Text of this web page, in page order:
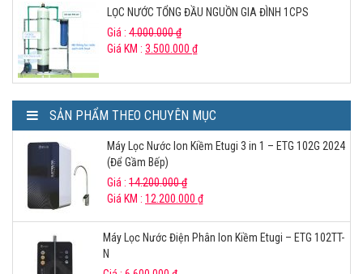
LỌC NƯỚC TỔNG ĐẦU NGUỒN GIA ĐÌNH 1CPS
Giá : 4.000.000₫
Giá KM : 3.500.000 ₫
SẢN PHẨM THEO CHUYÊN MỤC
Máy Lọc Nước Ion Kiềm Etugi 3 in 1 – ETG 102G 2024
(Để Gầm Bếp)
Giá : 14.200.000₫
Giá KM : 12.200.000 ₫
Máy Lọc Nước Điện Phân Ion Kiềm Etugi – ETG 102TT-
N